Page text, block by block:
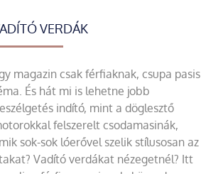
VERDÁK
magazin csak férfiaknak, csupa pasis
És hát mi is lehetne jobb
indító, mint a döglesztő
felszerelt csodamasinák,
sok-sok lóerővel szelik stílusosan az
Vadító verdákat nézegetnél? Itt